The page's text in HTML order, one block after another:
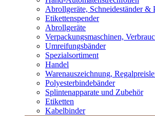
Abrollgeräte, Schneideständer &
Etikettenspender
Abrollgeräte
Verpackungsmaschinen,
Umreifungsbänder
Spezialsortiment
Handel
Warenauszeichnung,
Polyesterbindebänder
Splintenapparate und Zubehör
Etiketten
Kabelbinder